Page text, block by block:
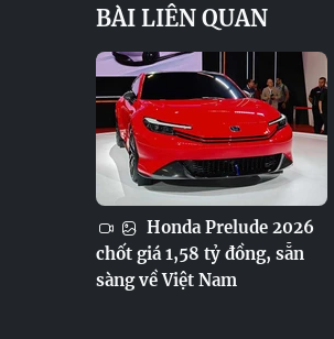
BÀI LIÊN QUAN
Honda Prelude 2026
chốt giá 1,58 tỷ đồng, sẵn
sàng về Việt Nam